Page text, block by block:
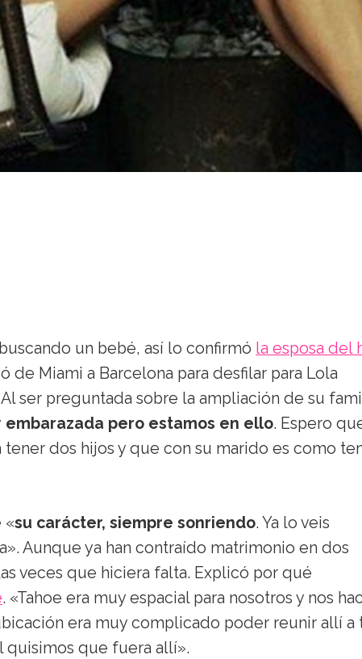
un bebé, así lo confirmó la esposa del
de Miami a Barcelona para desfilar para Lola
ser preguntada sobre la ampliación de su
embarazada pero estamos en ello. Espero
dos hijos y que con su marido es como
«su carácter, siempre sonriendo. Ya lo veis
Aunque ya han contraído matrimonio en dos
veces que hiciera falta. Explicó por qué
. «Tahoe era muy espacial para nosotros y nos
era muy complicado poder reunir allí a
quisimos que fuera allí».